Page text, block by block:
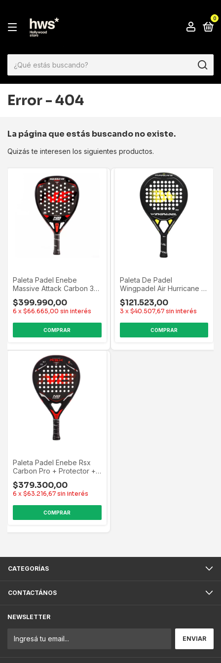
0
Error - 404
La página que estás buscando no existe.
Quizás te interesen los siguientes productos.
Paleta Padel Enebe
Massive Attack Carbon 3k
$399.990,00
6 x $66.665,00 sin interés
Paleta De Padel
Wingpadel Air Hurricane +
$121.523,00
3 x $40.507,67 sin interés
Paleta Padel Enebe Rsx
Carbon Pro + Protector +
$379.300,00
6 x $63.216,67 sin interés
CATEGORÍAS
CONTACTÁNOS
NEWSLETTER